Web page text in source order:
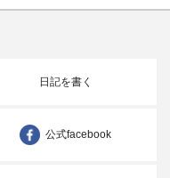
日記を書く
公式facebook